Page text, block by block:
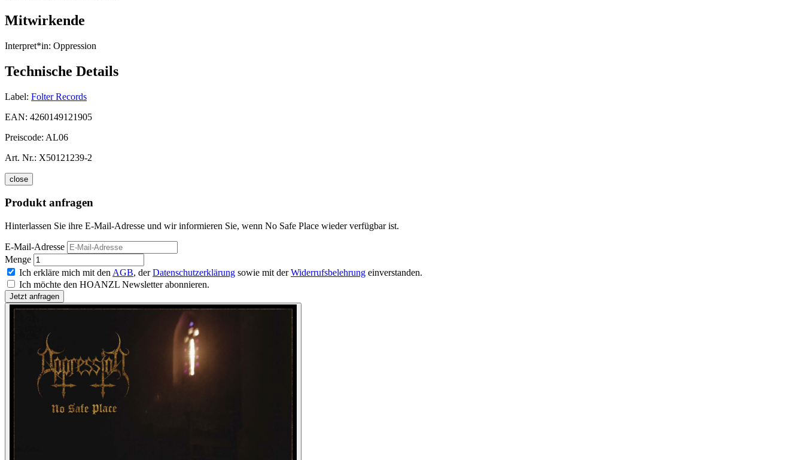
Mitwirkende
Interpret*in: Oppression
Technische Details
Label: Folter Records
EAN: 4260149121905
Preiscode: AL06
Art. Nr.: X50121239-2
close
Produkt anfragen
Hinterlassen Sie ihre E-Mail-Adresse und wir informieren Sie, wenn No Safe Place wieder verfügbar ist.
E-Mail-Adresse
Menge
Ich erkläre mich mit den AGB, derDatenschutzerklärung sowie mit derWiderrufsbelehrung einverstanden.
Ich möchte den HOANZL Newsletter abonnieren.